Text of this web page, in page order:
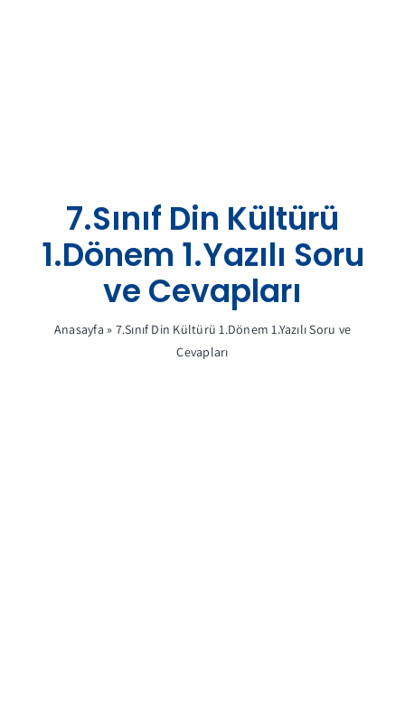
7.Sınıf Din Kültürü
1.Dönem 1.Yazılı Soru
ve Cevapları
Anasayfa » 7.Sınıf Din Kültürü 1.Dönem 1.Yazılı Soru ve
Cevapları